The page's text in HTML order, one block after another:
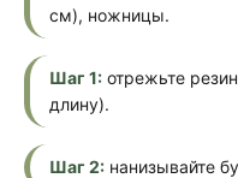
см), ножницы.
Шаг 1: отрежьте
длину).
Шаг 2: нанизывайте